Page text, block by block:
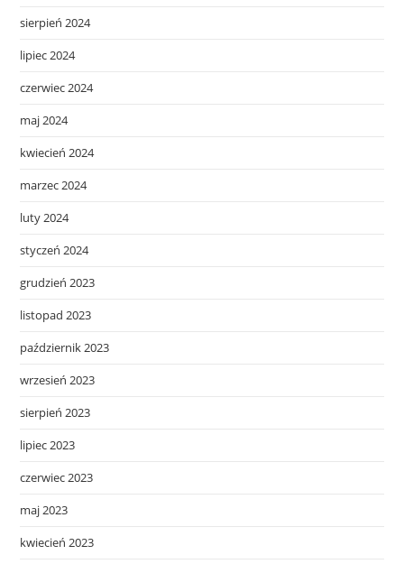
sierpień 2024
lipiec 2024
czerwiec 2024
maj 2024
kwiecień 2024
marzec 2024
luty 2024
styczeń 2024
grudzień 2023
listopad 2023
październik 2023
wrzesień 2023
sierpień 2023
lipiec 2023
czerwiec 2023
maj 2023
kwiecień 2023